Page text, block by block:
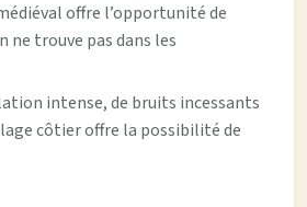
offre l’opportunité de
ne trouve pas dans les
intense, de bruits incessants
côtier offre la possibilité de